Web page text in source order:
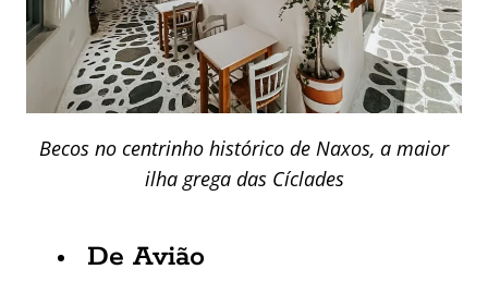
Becos no centrinho histórico de Naxos, a maior
ilha grega das Cíclades
De Avião